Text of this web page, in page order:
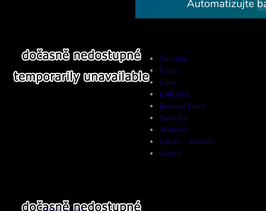
Novinky
Úvod
Chov
ENIGMA
Barevné formy
Nabídka
Available
Galerie - mláďata
Galerie